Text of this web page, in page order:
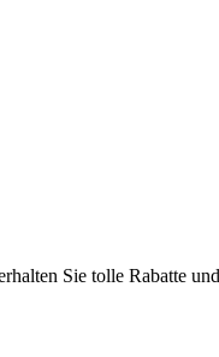
Sie tolle Rabatte